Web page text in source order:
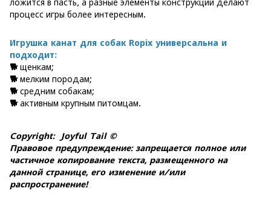
ложится в пасть, а разные элементы конструкции делают
процесс игры более интересным.
Игрушка канат для собак Ropix универсальна и
подходит:
🐕щенкам;
🐕мелким породам;
🐕средним собакам;
🐕активным крупным питомцам.
Copyright: Joyful Tail ©
Правовое предупреждение: запрещается полное или
частичное копирование текста, размещенного на
данной странице, его изменение и/или
распространение!